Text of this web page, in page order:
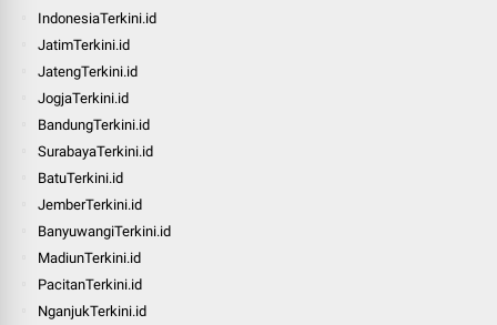
IndonesiaTerkini.id
JatimTerkini.id
JatengTerkini.id
JogjaTerkini.id
BandungTerkini.id
SurabayaTerkini.id
BatuTerkini.id
JemberTerkini.id
BanyuwangiTerkini.id
MadiunTerkini.id
PacitanTerkini.id
NganjukTerkini.id